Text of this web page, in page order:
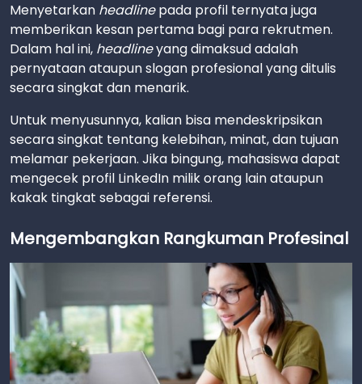
Menyetarkan headlinepada profil ternyata juga
memberikan kesan pertama bagi para rekrutmen.
Dalam hal ini, headlineyang dimaksud adalah
pernyataan ataupun slogan profesional yang ditulis
secara singkat dan menarik.
Untuk menyusunnya, kalian bisa mendeskripsikan
secara singkat tentang kelebihan, minat, dan tujuan
melamar pekerjaan. Jika bingung, mahasiswa dapat
mengecek profil LinkedIn milik orang lain ataupun
kakak tingkat sebagai referensi.
Mengembangkan Rangkuman Profesinal